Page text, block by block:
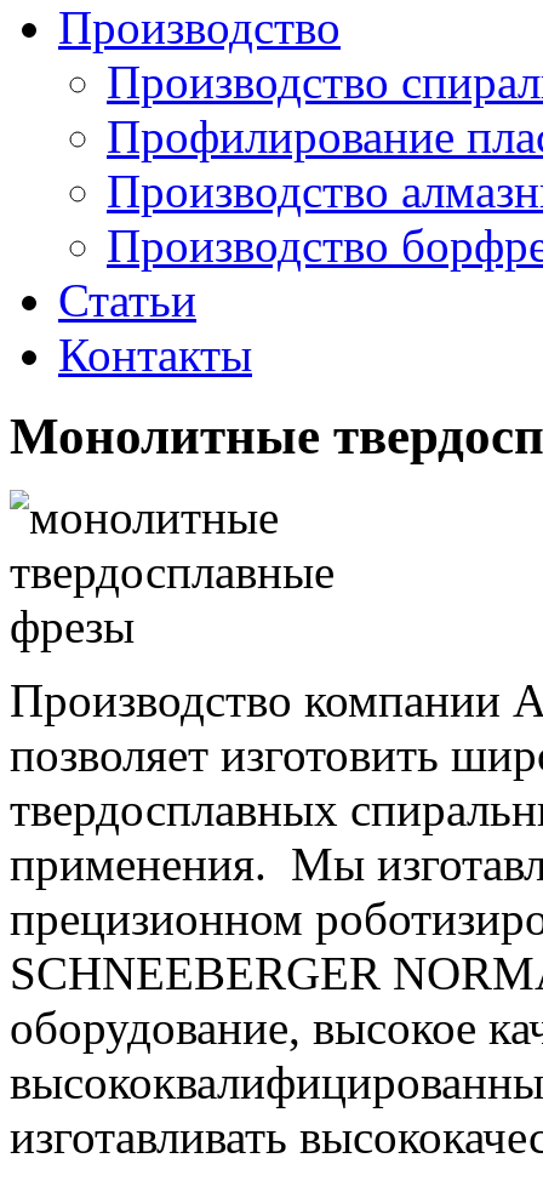
Производство
Производство
Профилирование
Производство
Производство
Статьи
Контакты
Монолитные
Производство компании
позволяет изготовить
твердосплавных
применения. Мы
прецизионном
SCHNEEBERGER
оборудование, высокое
изготавливать